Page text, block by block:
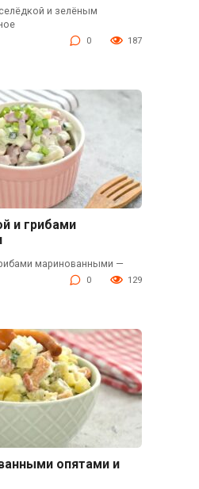
и зелёным
0 187
и грибами
маринованными —
0 129
опятами и